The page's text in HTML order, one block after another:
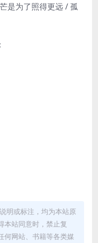
是为了照得更远 / 孤
明或标注，均为本站原
本站同意时，禁止复
何网站、书籍等各类媒